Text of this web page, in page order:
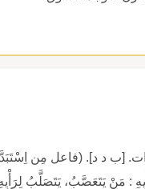
[ب د د]. (فاعل مِن
: مَنْ يَتَعَصَّبُ، يَتَصَلَّبُ لِرَأْيِهِ